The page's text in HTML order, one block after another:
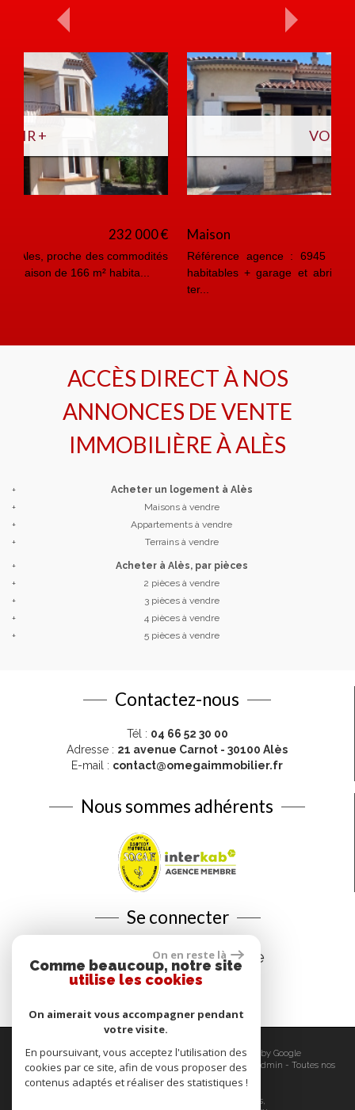
Référence agence : 6945 M Ales, Maison de 90 m²
habitables + garage et abri jardin sur une parcelle de
ACCÈS DIRECT À NOS
ANNONCES DE VENTE
IMMOBILIÈRE À ALÈS
+
Acheter un logement à Alès
+
Maisons à vendre
+
Appartements à vendre
+
Terrains à vendre
+
Acheter à Alès, par pièces
+
2 pièces à vendre
+
3 pièces à vendre
+
4 pièces à vendre
+
5 pièces à vendre
Contactez-nous
Tél : 04 66 52 30 00
Adresse : 21 avenue Carnot - 30100 Alès
E-mail : contact@omegaimmobilier.fr
Nous sommes adhérents
Se connecter
Espace propriétaire
© 2026 | Tous droits réservés | Traduction powered by Google
Plan du site-Mentions légales- Nos honoraires-Liens Admin - Toutes nos
annonces
-Politique RGPD
Site internet compatible multi-supports,
On en reste là
Comme beaucoup, notre site
utilise les cookies
On aimerait vous accompagner pendant
votre visite.
En poursuivant, vous acceptez l'utilisation des
cookies par ce site, afin de vous proposer des
contenus adaptés et réaliser des statistiques !